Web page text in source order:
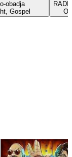
obadja
Gospel